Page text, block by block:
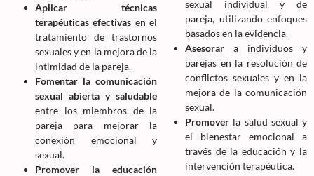
Aplicar técnicas
terapéuticas efectivas en el
tratamiento de trastornos
sexuales y en la mejora de la
intimidad de la pareja.
Fomentar la comunicación
sexual abierta y saludable
entre los miembros de la
pareja para mejorar la
conexión emocional y
sexual.
Promover la educación
sexual individual y de
pareja, utilizando enfoques
basados en la evidencia.
Asesorar a individuos y
parejas en la resolución de
conflictos sexuales y en la
mejora de la comunicación
sexual.
Promover la salud sexual y
el bienestar emocional a
través de la educación y la
intervención terapéutica.